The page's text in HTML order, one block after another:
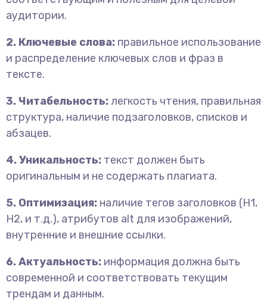
аудитории.
2. Ключевые слова: правильное использование
и распределение ключевых слов и фраз в
тексте.
3. Читабельность: легкость чтения, правильная
структура, наличие подзаголовков, списков и
абзацев.
4. Уникальность: текст должен быть
оригинальным и не содержать плагиата.
5. Оптимизация: наличие тегов заголовков (H1,
H2, и т.д.), атрибутов alt для изображений,
внутренние и внешние ссылки.
6. Актуальность: информация должна быть
современной и соответствовать текущим
трендам и данным.